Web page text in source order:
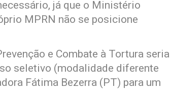
já que o Ministério
MPRN não se posicione
e Combate à Tortura seria
seletivo (modalidade diferente
Fátima Bezerra (PT) para um